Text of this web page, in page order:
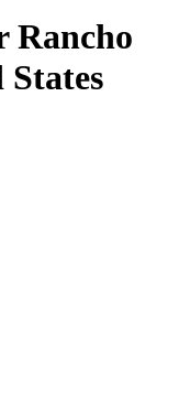
Rancho